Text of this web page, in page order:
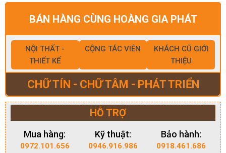
BÁN HÀNG CÙNG HOÀNG GIA PHÁT
NỘI THẤT -
THIẾT KẾ
CỘNG TÁC VIÊN
KHÁCH CŨ GIỚI
THIỆU
CHỮ TÍN - CHỮ TÂM - PHÁT TRIỂN
HỖ TRỢ
Mua hàng:
0972.101.656
Kỹ thuật:
0946.916.986
Bảo hành:
0918.461.686